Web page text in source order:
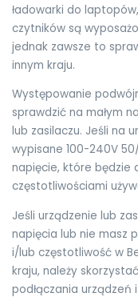
ładowarki do
czytników są
jednak zawsze to
innym kraju.
Występowanie
sprawdzić na małym
lub zasilaczu. Jeśli na
wypisane 100-240V
napięcie, które będzie
częstotliwościami
Jeśli urządzenie lub
napięcia lub nie masz
i/lub częstotliwość w
kraju, należy
podłączania urządzeń